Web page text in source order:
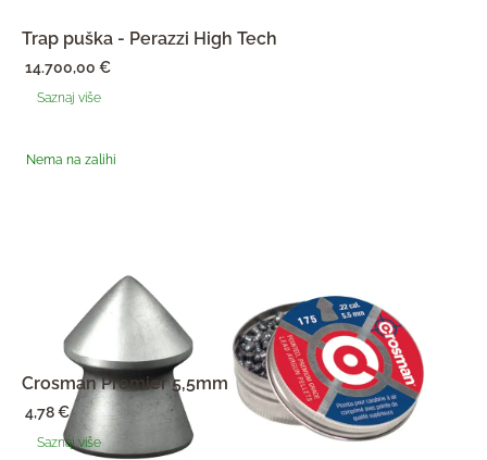
Trap puška - Perazzi High Tech
14.700,00€
Saznaj više
Nema na zalihi
Crosman Premier 5,5mm
4,78€
Saznaj više